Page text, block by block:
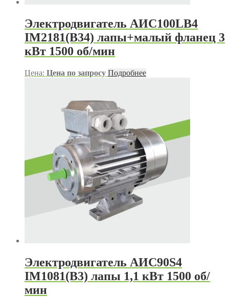
Электродвигатель АИС100LB4
IM2181(B34) лапы+малый фланец 3
кВт 1500 об/мин
Цена: Цена по запросу Подробнее
Электродвигатель АИС90S4
IM1081(B3) лапы 1,1 кВт 1500 об/
мин